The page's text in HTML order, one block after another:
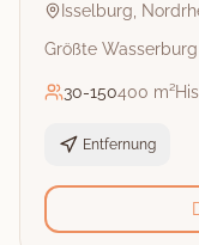
Isselburg
Größte
30-150400 m²
Entfernung